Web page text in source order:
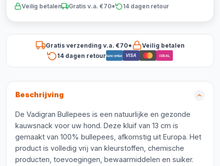
Veilig betalen Gratis v.a. €70* 14 dagen retour
Gratis verzending v.a. €70*
Veilig betalen
14 dagen retourBancontact VISA iDEAL
Beschrijving
De Vadigran Bullepees is een natuurlijke en gezonde
kauwsnack voor uw hond. Deze kluif van 13 cm is
gemaakt van 100% bullepees, afkomstig uit Europa. Het
product is volledig vrij van kleurstoffen, chemische
producten, toevoegingen, bewaarmiddelen en suiker.